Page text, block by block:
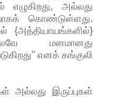
எழுகிறது, அல்லது
கொண்டுள்ளது.
{அத்தியாயங்களில்}
மனமானது
எனக் கங்குலி
அல்லது இருப்புகள்